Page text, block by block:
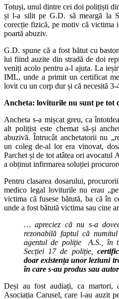
Totuși, unul dintre cei doi polițiști
și l-a silit pe G.D. să meargă la
corecție fizică, pe motiv că victima
poartă abuziv.
G.D. spune că a fost bătut cu
lui fiind auzite din stradă de doi
veniți acolo pentru a-l ajuta. La
IML, unde a primit un certificat
lovit cu un corp dur și că necesită
Ancheta: loviturile nu sunt pe tot
Ancheta s-a mișcat greu, ca
alt polițist este chemat să-și
abuzivă. Întrucât anchetatorii nu
un coleg de-al lor era vinovat,
Parchet și de tot atâtea ori
a obținut infirmarea soluției
Pentru clasarea dosarului,
medico legal loviturile nu erau
victima că fusese bătută, ba că în
unde a fost bătută victima sau cine
… apreciez că nu s-a
rezonabilă faptul că
agentul de poliție
A.S., în
Secției 17 de poliție,
doar existența unor leziuni
în care s-au produs sau
Deși au fost audiați, ca martori,
Asociația Carusel, care l-au auzit